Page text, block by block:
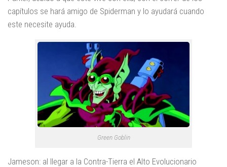
capítulos se hará amigo de Spiderman y lo ayudará cuando
este necesite ayuda.
Green Goblin
Jameson: al llegar a la Contra-Tierra el Alto Evolucionario